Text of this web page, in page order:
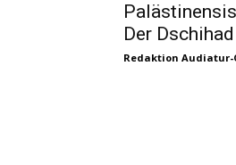
Der
Redaktion